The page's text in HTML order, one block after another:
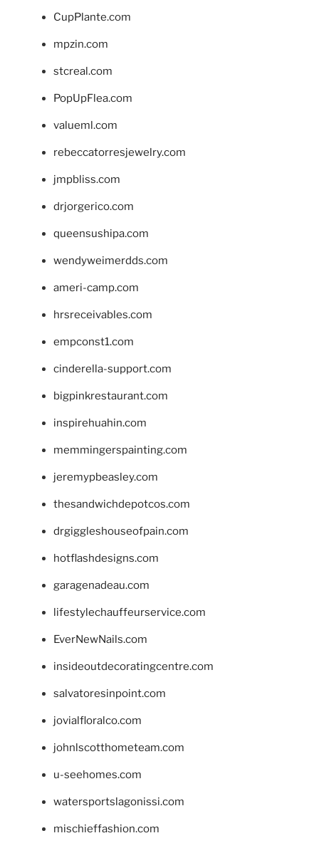
CupPlante.com
mpzin.com
stcreal.com
PopUpFlea.com
valueml.com
rebeccatorresjewelry.com
jmpbliss.com
drjorgerico.com
queensushipa.com
wendyweimerdds.com
ameri-camp.com
hrsreceivables.com
empconst1.com
cinderella-support.com
bigpinkrestaurant.com
inspirehuahin.com
memmingerspainting.com
jeremypbeasley.com
thesandwichdepotcos.com
drgiggleshouseofpain.com
hotflashdesigns.com
garagenadeau.com
lifestylechauffeurservice.com
EverNewNails.com
insideoutdecoratingcentre.com
salvatoresinpoint.com
jovialfloralco.com
johnlscotthometeam.com
u-seehomes.com
watersportslagonissi.com
mischieffashion.com